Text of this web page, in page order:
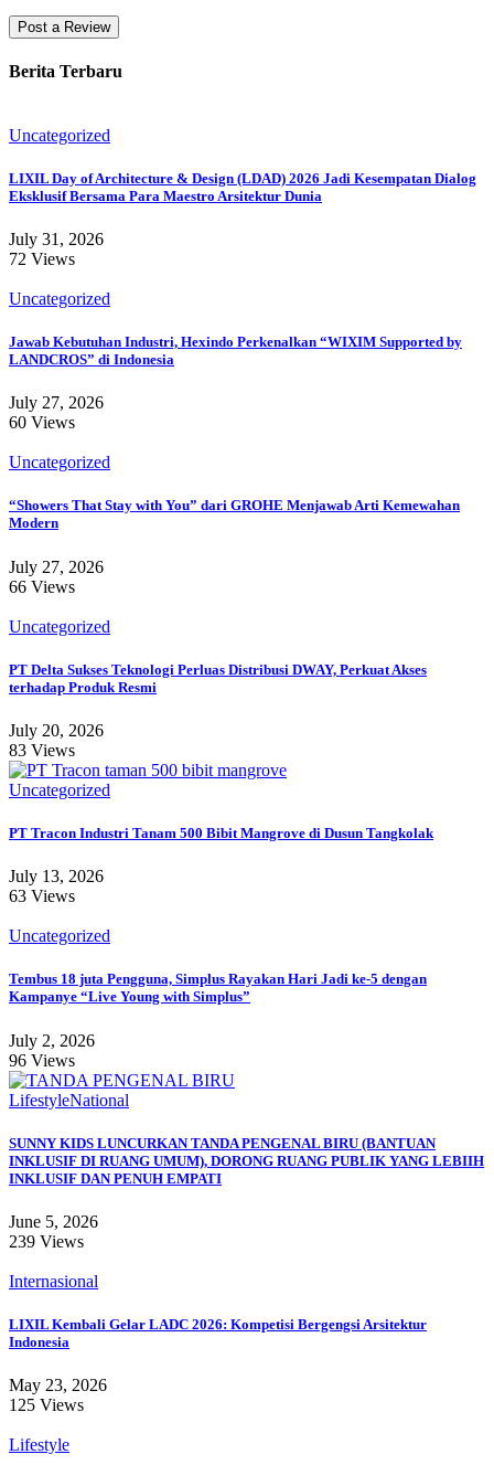
Berita Terbaru
Uncategorized
LIXIL Day of Architecture & Design (LDAD) 2026 Jadi Kesempatan Dialog
Eksklusif Bersama Para Maestro Arsitektur Dunia
July 31, 2026
72 Views
Uncategorized
Jawab Kebutuhan Industri, Hexindo Perkenalkan “WIXIM Supported by
LANDCROS” di Indonesia
July 27, 2026
60 Views
Uncategorized
“Showers That Stay with You” dari GROHE Menjawab Arti Kemewahan
Modern
July 27, 2026
66 Views
Uncategorized
PT Delta Sukses Teknologi Perluas Distribusi DWAY, Perkuat Akses
terhadap Produk Resmi
July 20, 2026
83 Views
Uncategorized
PT Tracon Industri Tanam 500 Bibit Mangrove di Dusun Tangkolak
July 13, 2026
63 Views
Uncategorized
Tembus 18 juta Pengguna, Simplus Rayakan Hari Jadi ke-5 dengan
Kampanye “Live Young with Simplus”
July 2, 2026
96 Views
LifestyleNational
SUNNY KIDS LUNCURKAN TANDA PENGENAL BIRU (BANTUAN
INKLUSIF DI RUANG UMUM), DORONG RUANG PUBLIK YANG LEBIIH
INKLUSIF DAN PENUH EMPATI
June 5, 2026
239 Views
Internasional
LIXIL Kembali Gelar LADC 2026: Kompetisi Bergengsi Arsitektur
Indonesia
May 23, 2026
125 Views
Lifestyle